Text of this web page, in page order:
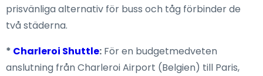
prisvänliga alternativ för buss och tåg förbinder de
två städerna.
* Charleroi Shuttle: För en budgetmedveten
anslutning från Charleroi Airport (Belgien) till Paris,